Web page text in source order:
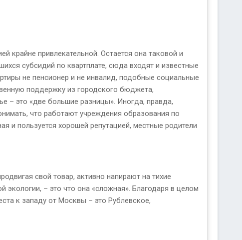
крайне привлекательной. Остается она таковой и
субсидий по квартплате, сюда входят и известные
не пенсионер и не инвалид, подобные социальные
поддержку из городского бюджета,
– это «две большие разницы». Иногда, правда,
что работают учреждения образования по
и пользуется хорошей репутацией, местные родители
свой товар, активно напирают на тихие
экологии, – это что она «сложная». Благодаря в целом
к западу от Москвы – это Рублевское,